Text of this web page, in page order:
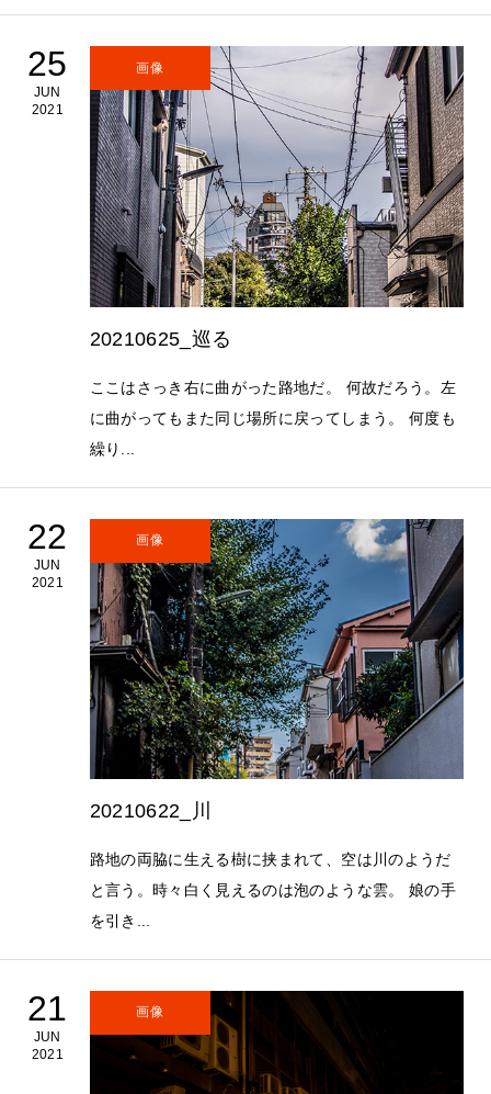
25
JUN
2021
画像
20210625_巡る
ここはさっき右に曲がった路地だ。 何故だろう。左
に曲がってもまた同じ場所に戻ってしまう。 何度も
繰り...
22
JUN
2021
画像
20210622_川
路地の両脇に生える樹に挟まれて、空は川のようだ
と言う。時々白く見えるのは泡のような雲。 娘の手
を引き...
21
JUN
2021
画像